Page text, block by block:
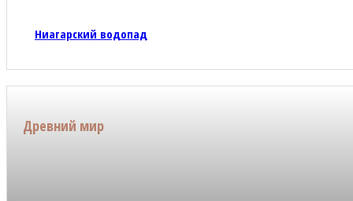
Ниагарский водопад
Древний мир